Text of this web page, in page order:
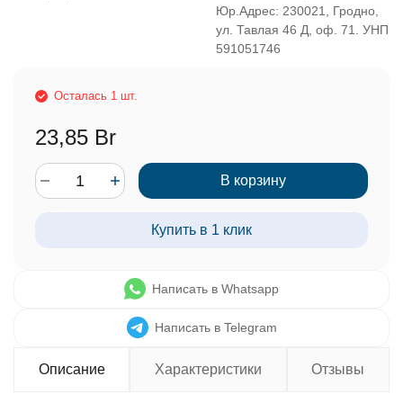
Юр.Адрес: 230021, Гродно,
ул. Тавлая 46 Д, оф. 71. УНП
591051746
Осталась 1 шт.
23,85 Br
В корзину
Купить в 1 клик
Написать в Whatsapp
Написать в Telegram
Описание Характеристики Отзывы